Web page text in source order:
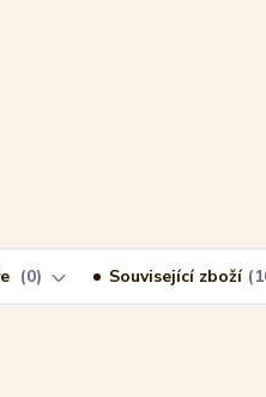
0 Související zboží